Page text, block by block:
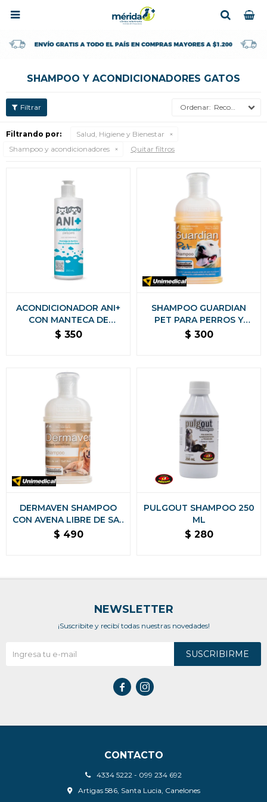

SHAMPOO Y ACONDICIONADORES GATOS
Recomendados
Filtrando por:
Salud, Higiene y Bienestar
Shampoo y acondicionadores
Quitar filtros
ACONDICIONADOR ANI+
CON MANTECA DE
KARITÉ Y ACEITE DE
$ 350
SHAMPOO GUARDIAN
PET PARA PERROS Y
GATOS PULGUICIDA Y
$ 300
DERMAVEN SHAMPOO
CON AVENA LIBRE DE SAL
PARA PIELES SENSIBLES
$ 490
PULGOUT SHAMPOO 250
ML
$ 280
CONTACTO
4334 5222 - 099 234 692
Artigas 586, Santa Lucia, Canelones
NEWSLETTER
¡Suscribite y recibí todas nuestras novedades!
SUSCRIBIRME
 